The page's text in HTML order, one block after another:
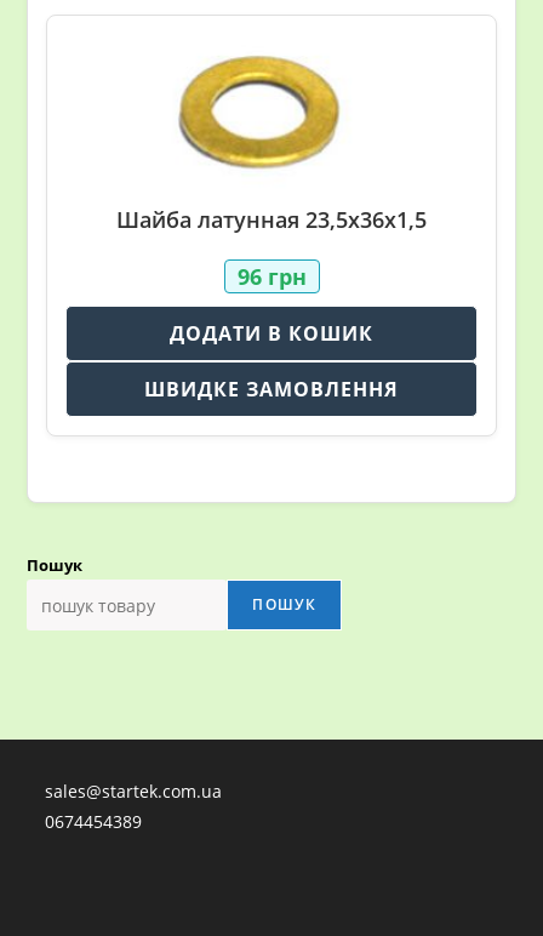
Шайба латунная 23,5х36х1,5
96 грн
ДОДАТИ В КОШИК
ШВИДКЕ ЗАМОВЛЕННЯ
Пошук
ПОШУК
sales@startek.com.ua
0674454389